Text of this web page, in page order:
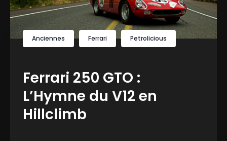
Anciennes Ferrari Petrolicious
Ferrari 250 GTO :
L’Hymne du V12 en
Hillclimb